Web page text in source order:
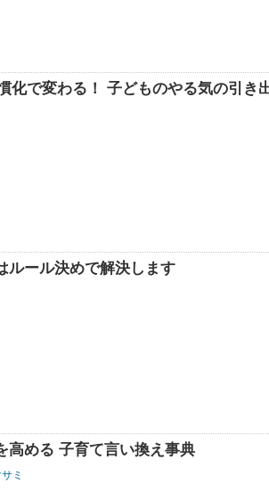
化で変わる！ 子どものやる気の引き
ルール決めで解決します
高める 子育て言い換え事典
ミ